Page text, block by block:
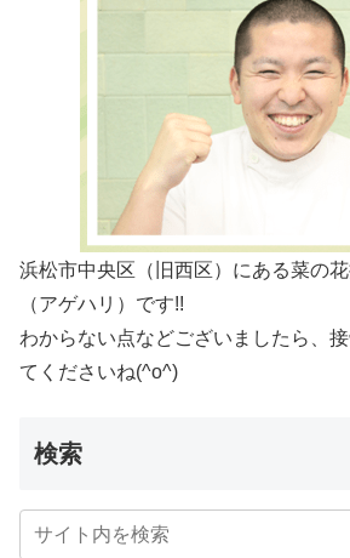
浜松市中央区（旧西区）にある菜の
（アゲハリ）です!!
わからない点などございましたら、
てくださいね(^o^)
検索